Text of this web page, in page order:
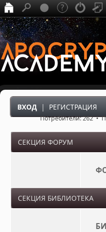
ВХОД | РЕГИСТРАЦИЯ
Потребители: 262 •
СЕКЦИЯ ФОРУМ
СЕКЦИЯ БИБЛИОТЕКА